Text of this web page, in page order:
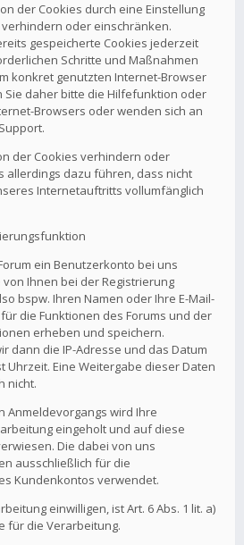
der Cookies durch eine Einstellung
oder einschränken.
gespeicherte Cookies jederzeit
Schritte und Maßnahmen
konkret genutzten Internet-Browser
Sie daher bitte die Hilfefunktion oder
Browsers oder wenden sich an
der Cookies verhindern oder
allerdings dazu führen, dass nicht
Internetauftritts vollumfänglich
ein Benutzerkonto bei uns
Ihnen bei der Registrierung
bspw. Ihren Namen oder Ihre E-Mail-
die Funktionen des Forums und der
erheben und speichern.
dann die IP-Adresse und das Datum
Uhrzeit. Eine Weitergabe dieser Daten
nicht.
Anmeldevorgangs wird Ihre
eingeholt und auf diese
Die dabei von uns
ausschließlich für die
Kundenkontos verwendet.
einwilligen, ist Art. 6 Abs. 1 lit. a)
für die Verarbeitung.